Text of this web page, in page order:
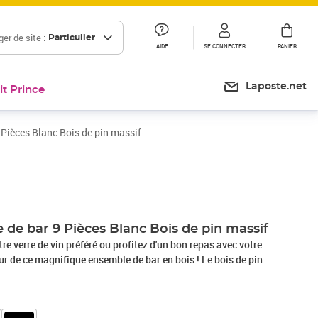
de site : Particulier
AIDE SE CONNECTER PANIER
Prince Laposte.net
Blanc Bois de pin massif
de bar 9 Pièces Blanc Bois de pin massif
verre de vin préféré ou profitez d'un bon repas avec votre
de ce magnifique ensemble de bar en bois ! Le bois de pin
naturel. Le bois de pin a un grain droit et les nœuds
caractéristique et rustique.Cadre stable : le cadre en